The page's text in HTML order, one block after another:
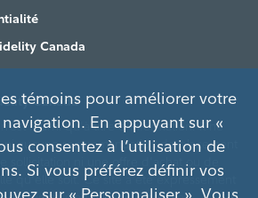
Canada
Canada
fourni qu'à titre d'information. Il ne
ni aucune recommandation de placement
sollicitation ni une offre d'achat ou de
qu'elle soit. Ce site a été expressément
témoins pour améliorer votre
En appuyant sur «
consentez à l’utilisation de
Si vous préférez définir vos